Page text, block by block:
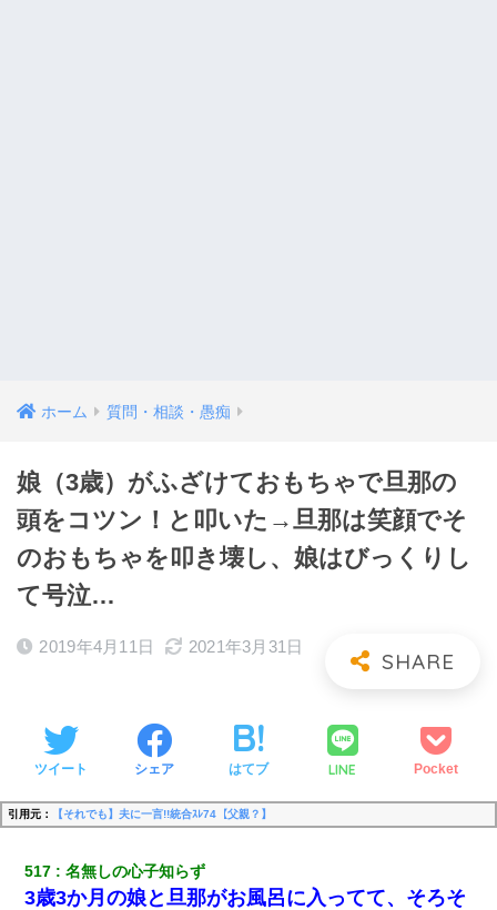
ホーム 質問・相談・愚痴
娘（3歳）がふざけておもちゃで旦那の
頭をコツン！と叩いた→旦那は笑顔でそ
のおもちゃを叩き壊し、娘はびっくりし
て号泣…
2019年4月11日 2021年3月31日
ツイート シェア はてブ LINE Pocket
引用元： 【それでも】夫に一言!!統合ｽﾚ74【父親？】
517 名無しの心子知らず
3歳3か月の娘と旦那がお風呂に入ってて、そろそ